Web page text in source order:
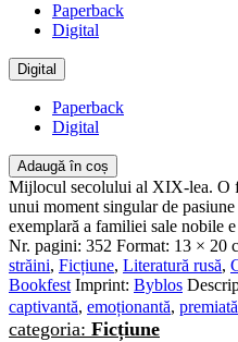
Paperback
Digital
Digital
Paperback
Digital
Adaugă în coș
Mijlocul secolului al XIX-lea. O
unui moment singular de
exemplară a familiei sale nobile
Nr. pagini: 352 Format: 13 × 20
străini, Ficțiune, Literatură rusă,
Bookfest Imprint: Byblos
captivantă, emoționantă, premiată
categoria: Ficțiune